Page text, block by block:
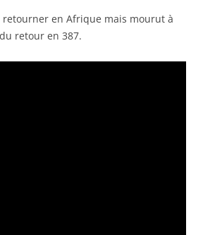
retourner en Afrique mais mourut à
retour en 387.